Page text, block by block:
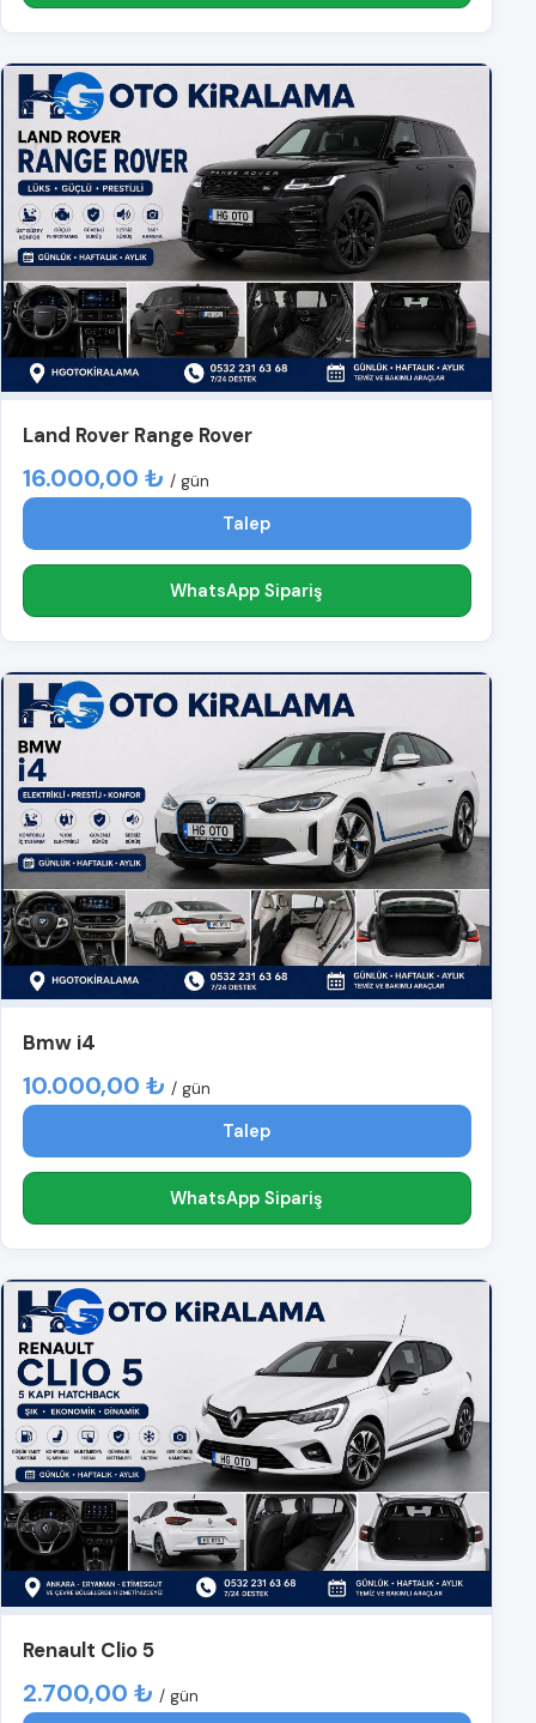
Land Rover Range Rover
16.000,00 ₺ / gün
Talep
WhatsApp Sipariş
Bmw i4
10.000,00 ₺ / gün
Talep
WhatsApp Sipariş
Renault Clio 5
2.700,00 ₺ / gün